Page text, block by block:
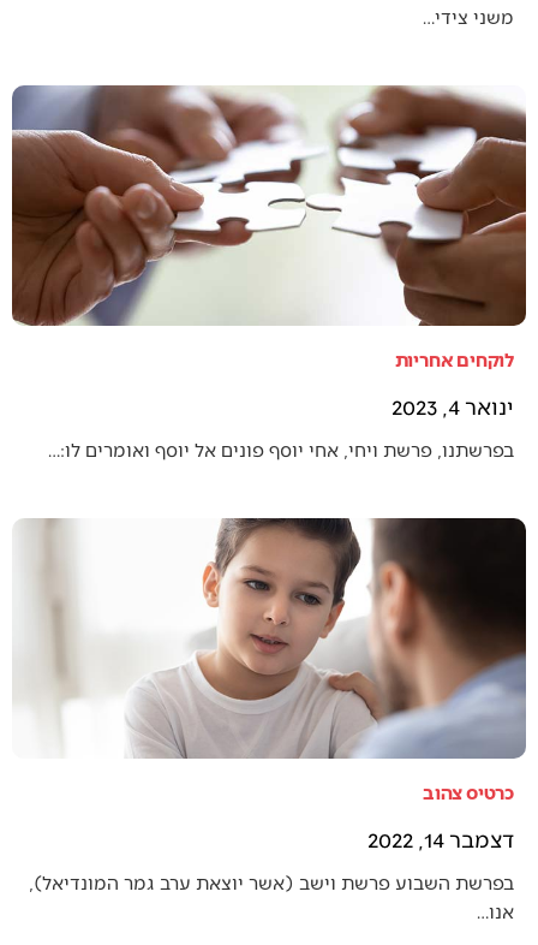
משני צידי…
לוקחים אחריות
ינואר 4, 2023
בפרשתנו, פרשת ויחי, אחי יוסף פונים אל יוסף ואומרים לו:…
כרטיס צהוב
דצמבר 14, 2022
בפרשת השבוע פרשת וישב (אשר יוצאת ערב גמר המונדיאל),
אנו…